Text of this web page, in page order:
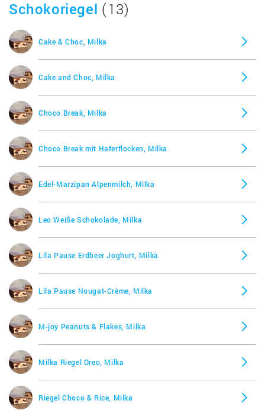
Christbaumkugeln, Milka
Crispy Joghurt, Milka
Crispy Snax Cornflakes und Rosinen, Milka
Daim Snax, Milka
Dessert au Chocolat, Milka
Diät Haselnuss, Milka
Exklusive Kugeln Praliné-Krokant, Milka
Feine Kugeln Blätterkrokant, Milka
Feine Kugeln Marzipan, Milka
Feine Kugeln, weiß, Milka
Schokoriegel (13)
Cake & Choc, Milka
Cake and Choc, Milka
Choco Break, Milka
Choco Break mit Haferflocken, Milka
Edel-Marzipan Alpenmilch, Milka
Leo Weiße Schokolade, Milka
Lila Pause Erdbeer Joghurt, Milka
Lila Pause Nougat-Crème, Milka
M-joy Peanuts & Flakes, Milka
Milka Riegel Oreo, Milka
Riegel Choco & Rice, Milka